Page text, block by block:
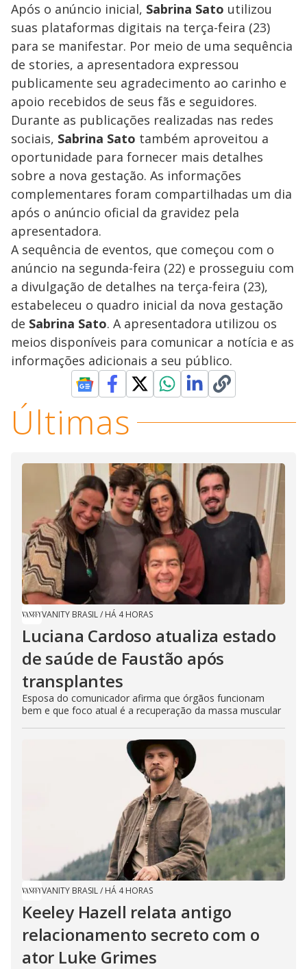
Após o anúncio inicial, Sabrina Sato utilizou
suas plataformas digitais na terça-feira (23)
para se manifestar. Por meio de uma sequência
de stories, a apresentadora expressou
publicamente seu agradecimento ao carinho e
apoio recebidos de seus fãs e seguidores.
Durante as publicações realizadas nas redes
sociais, Sabrina Sato também aproveitou a
oportunidade para fornecer mais detalhes
sobre a nova gestação. As informações
complementares foram compartilhadas um dia
após o anúncio oficial da gravidez pela
apresentadora.
A sequência de eventos, que começou com o
anúncio na segunda-feira (22) e prosseguiu com
a divulgação de detalhes na terça-feira (23),
estabeleceu o quadro inicial da nova gestação
de Sabrina Sato. A apresentadora utilizou os
meios disponíveis para comunicar a notícia e as
informações adicionais a seu público.
Últimas
VANITY BRASIL/ HÁ 4 HORAS
Luciana Cardoso atualiza estado
de saúde de Faustão após
transplantes
Esposa do comunicador afirma que órgãos funcionam
bem e que foco atual é a recuperação da massa muscular
VANITY BRASIL/ HÁ 4 HORAS
Keeley Hazell relata antigo
relacionamento secreto com o
ator Luke Grimes